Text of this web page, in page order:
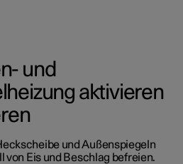
und
aktivieren
und Außenspiegeln
von Eis und Beschlag befreien.